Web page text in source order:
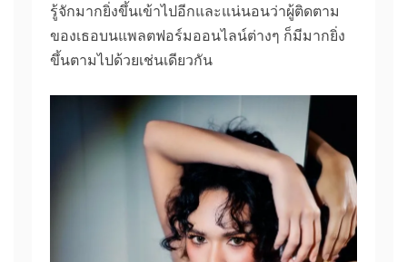
รู้จักมากยิ่งขึ้นเข้าไปอีกและแน่นอนว่าผู้ติดตาม
ของเธอบนแพลตฟอร์มออนไลน์ต่างๆ ก็มีมากยิ่ง
ขึ้นตามไปด้วยเช่นเดียวกัน